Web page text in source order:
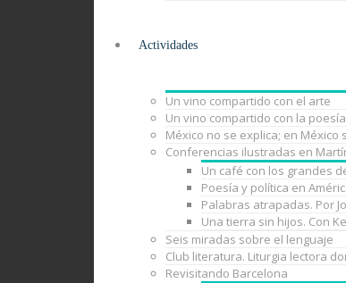
Actividades
Un vino compartido con el arte
Un vino compartido con la
México no se explica; en México
Conferencias ilustradas en
Un café con los grandes
Poesía y política en
Palabras atrapadas. Por
Una tierra sin hijos. Con
Seis miradas sobre el lenguaje
Club literatura. Liturgia lectora
Revisitando Barcelona